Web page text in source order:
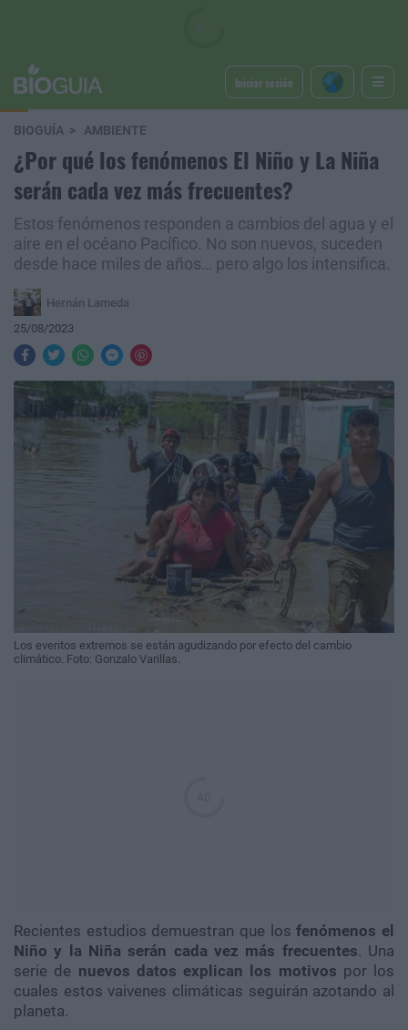
Iniciar sesión
BIOGUÍA AMBIENTE
¿Por qué los fenómenos El Niño y La Niña
serán cada vez más frecuentes?
Estos fenómenos responden a cambios del agua y el
aire en el océano Pacífico. No son nuevos, suceden
desde hace miles de años… pero algo los intensifica.
Hernán Lameda
25/08/2023
Los eventos extremos se están agudizando por efecto del cambio
climático. Foto: Gonzalo Varillas.
Recientes estudios demuestran que losfenómenos el
Niño y la Niña serán cada vez más frecuentes. Una
serie de nuevos datos explican los motivos por los
cuales estos vaivenes climáticas seguirán azotando al
planeta.